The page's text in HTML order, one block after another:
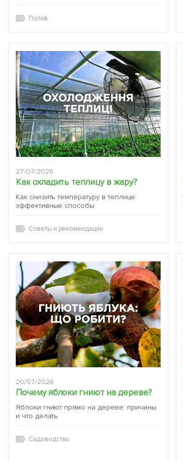
Полив
27/07/2026
Как охладить теплицу в жару?
Как снизить температуру в теплице:
эффективные способы
Советы и рекомендации
20/07/2026
Почему яблоки гниют на дереве?
Яблоки гниют прямо на дереве: причины
и что делать
Садоводство